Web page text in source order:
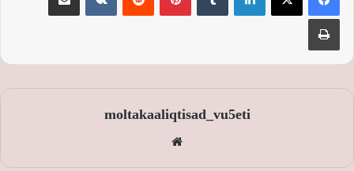
moltakaaliqtisad_vu5eti